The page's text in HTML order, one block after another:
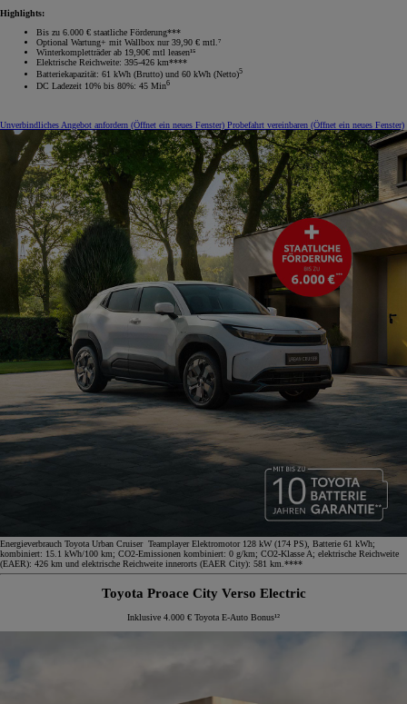
Highlights:
Bis zu 6.000 € staatliche Förderung***
Optional Wartung+ mit Wallbox nur 39,90 € mtl.⁷
Winterkompletträder ab 19,90€ mtl leasen¹⁵
Elektrische Reichweite: 395-426 km****
Batteriekapazität: 61 kWh (Brutto) und 60 kWh (Netto)5
DC Ladezeit 10% bis 80%: 45 Min6
Unverbindliches Angebot anfordern (Öffnet ein neues Fenster) Probefahrt vereinbaren (Öffnet ein neues Fenster)
Energieverbrauch Toyota Urban Cruiser Teamplayer Elektromotor 128 kW (174 PS), Batterie 61 kWh;
kombiniert: 15.1 kWh/100 km; CO2-Emissionen kombiniert: 0 g/km; CO2-Klasse A; elektrische Reichweite
(EAER): 426 km und elektrische Reichweite innerorts (EAER City): 581 km.****
Toyota Proace City Verso Electric
Inklusive 4.000 € Toyota E-Auto Bonus¹²